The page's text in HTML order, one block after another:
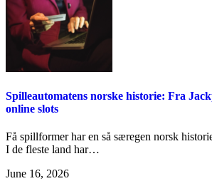
Spilleautomatens norske historie: Fra
online slots
Få spillformer har en så særegen norsk
I de fleste land har…
June 16, 2026